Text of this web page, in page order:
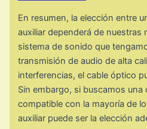
En resumen, la elección entre
auxiliar dependerá de nuestras
sistema de sonido que
transmisión de audio de alta
interferencias, el cable óptico
Sin embargo, si buscamos
compatible con la mayoría de
auxiliar puede ser la elección